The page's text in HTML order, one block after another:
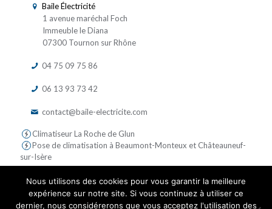
Baile Électricité
1 avenue maréchal Foch
Immeuble le Diana
07300 Tournon sur Rhône
04 75 09 75 86
06 13 93 73 42
contact@baile-electricite.com
Climatiseur La Roche de Glun
Pose de climatisation à Beaumont-Monteux et Châteauneuf-
sur-Isère
Nous utilisons des cookies pour vous garantir la meilleure
expérience sur notre site. Si vous continuez à utiliser ce
dernier, nous considérerons que vous acceptez l'utilisation des